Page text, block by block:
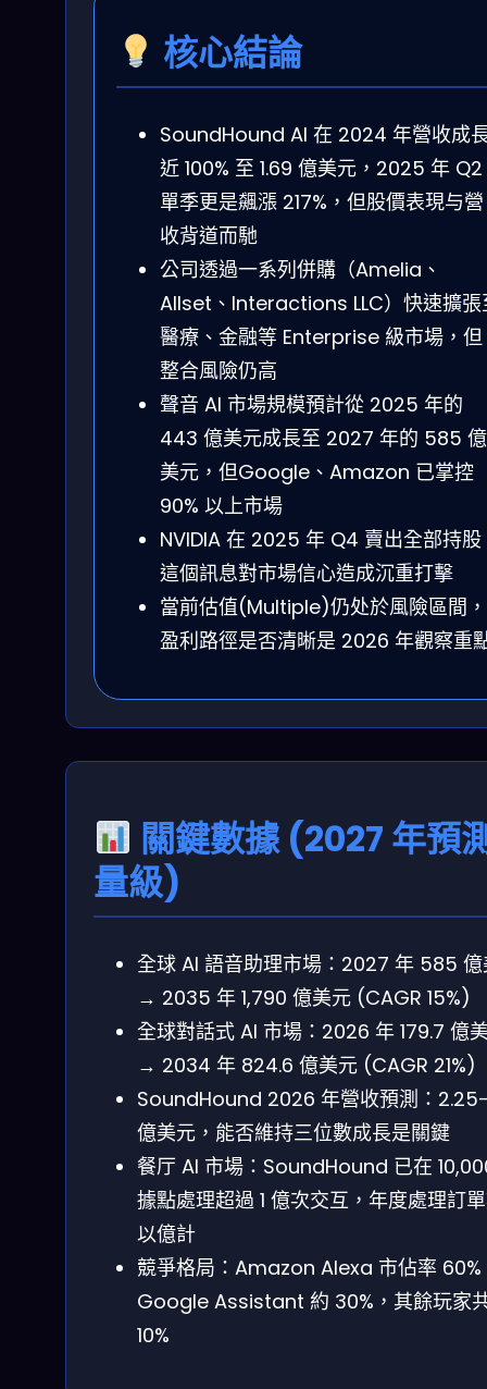
核心結論
SoundHound AI 在 2024 年營收成
近 100% 至 1.69 億美元，2025 年 Q2
單季更是飆漲 217%，但股價表現与營
收背道而馳
公司透過一系列併購（Amelia、
Allset、Interactions LLC）快速擴張
醫療、金融等 Enterprise 級市場，但
整合風險仍高
聲音 AI 市場規模預計從 2025 年的
443 億美元成長至 2027 年的 585 億
美元，但Google、Amazon 已掌控
90% 以上市場
NVIDIA 在 2025 年 Q4 賣出全部持股
這個訊息對市場信心造成沉重打擊
當前估值(Multiple)仍处於風險區間，
盈利路徑是否清晰是 2026 年觀察重
關鍵數據 (2027 年預
量級)
全球 AI 語音助理市場：2027 年 585
→ 2035 年 1,790 億美元 (CAGR 15%)
全球對話式 AI 市場：2026 年 179.7 億
→ 2034 年 824.6 億美元 (CAGR 21%)
SoundHound 2026 年營收預測：
億美元，能否維持三位數成長是關鍵
餐厅 AI 市場：SoundHound 已在
據點處理超過 1 億次交互，年度處理訂
以億計
競爭格局：Amazon Alexa 市佔率 60%
Google Assistant 約 30%，其餘玩家
10%